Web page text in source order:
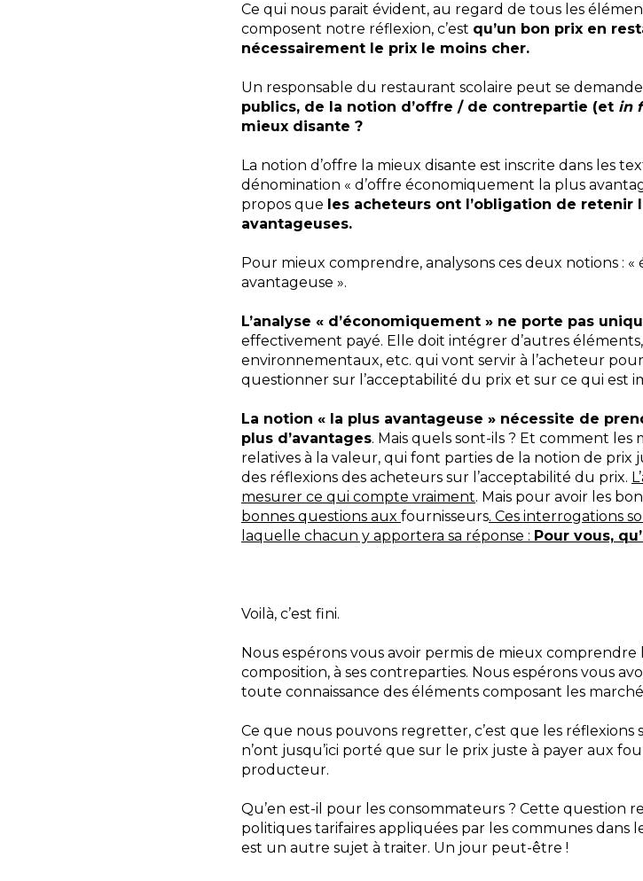
Ce qui nous parait évident, au regard de tous les
composent notre réflexion, c’est qu’un bon prix en
nécessairement le prix le moins cher.
Un responsable du restaurant scolaire peut se
publics, de la notion d’offre / de contrepartie (et in
mieux disante ?
La notion d’offre la mieux disante est inscrite dans les
dénomination « d’offre économiquement la plus
propos que les acheteurs ont l’obligation de
avantageuses.
Pour mieux comprendre, analysons ces deux notions :
avantageuse ».
L’analyse « d’économiquement » ne porte pas
effectivement payé. Elle doit intégrer d’autres
environnementaux, etc. qui vont servir à l’acheteur
questionner sur l’acceptabilité du prix et sur ce qui est
La notion « la plus avantageuse » nécessite de
plus d’avantages. Mais quels sont-ils ? Et comment
relatives à la valeur, qui font parties de la notion de prix
des réflexions des acheteurs sur l’acceptabilité du prix.
mesurer ce qui compte vraiment. Mais pour avoir les
bonnes questions aux fournisseurs. Ces interrogations
laquelle chacun y apportera sa réponse : Pour vous,
Voilà, c’est fini.
Nous espérons vous avoir permis de mieux comprendre
composition, à ses contreparties. Nous espérons vous
toute connaissance des éléments composant les
Ce que nous pouvons regretter, c’est que les
n’ont jusqu’ici porté que sur le prix juste à payer aux
producteur.
Qu’en est-il pour les consommateurs ? Cette question
politiques tarifaires appliquées par les communes dans
est un autre sujet à traiter. Un jour peut-être !